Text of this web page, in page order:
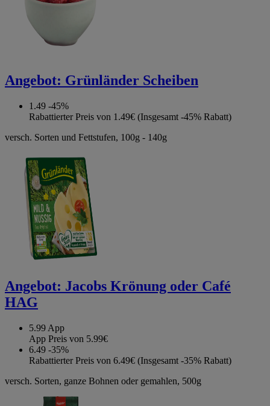
Angebot: Grünländer Scheiben
1.49 -45%
Rabattierter Preis von 1.49€ (Insgesamt -45% Rabatt)
versch. Sorten und Fettstufen, 100g - 140g
Angebot: Jacobs Krönung oder Café
HAG
5.99 App
App Preis von 5.99€
6.49 -35%
Rabattierter Preis von 6.49€ (Insgesamt -35% Rabatt)
versch. Sorten, ganze Bohnen oder gemahlen, 500g